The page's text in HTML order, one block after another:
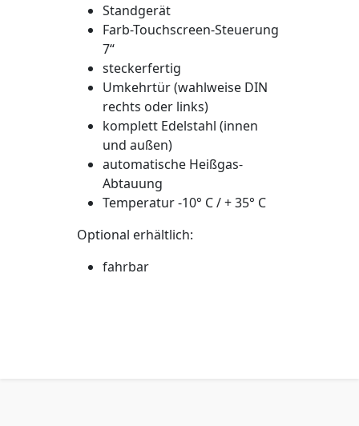
Standgerät
Farb-Touchscreen-Steuerung
7“
steckerfertig
Umkehrtür (wahlweise DIN
rechts oder links)
komplett Edelstahl (innen
und außen)
automatische Heißgas-
Abtauung
Temperatur -10° C / + 35° C
Optional erhältlich:
fahrbar